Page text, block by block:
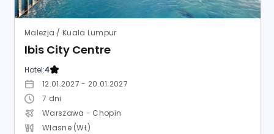
Malezja / Kuala Lumpur
Ibis City Centre
Hotel:4
12.01.2027 - 20.01.2027
7 dni
Warszawa - Chopin
Własne (WŁ)